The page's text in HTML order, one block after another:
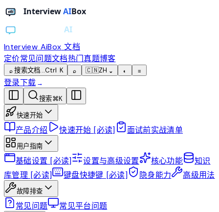
Interview AiBox 文档
定价常见问题文档热门真题博客
⌕ 搜索文档...Ctrl K ⌕ 🇨🇳ZH ⌄ ◐ ≡
登录下载 →
搜索⌘K
快速开始
产品介绍 快速开始 [必读] 面试前实战清单
用户指南
基础设置 [必读] 设置与高级设置 核心功能
知识
库管理 [必读]
键盘快捷键 [必读] 隐身能力 高级用法
故障排查
常见问题 常见平台问题